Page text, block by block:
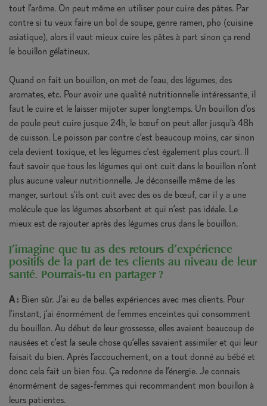
tout l’arôme. On peut même en utiliser pour cuire des pâtes. Par
contre si tu veux faire un bol de soupe, genre ramen, pho (cuisine
asiatique), alors il vaut mieux cuire les pâtes à part sinon ça rend
le bouillon gélatineux.
Quand on fait un bouillon, on met de l’eau, des légumes, des
aromates, etc. Pour avoir une qualité nutritionnelle intéressante, il
faut le cuire et le laisser mijoter super longtemps. Un bouillon d’os
de poule peut cuire jusque 24h, le bœuf on peut aller jusqu’à 48h
de cuisson. Le poisson par contre c’est beaucoup moins, car sinon
cela devient toxique, et les légumes c’est également plus court. Il
faut savoir que tous les légumes qui ont cuit dans le bouillon n’ont
plus aucune valeur nutritionnelle. Je déconseille même de les
manger, surtout s’ils ont cuit avec des os de bœuf, car il y a une
molécule que les légumes absorbent et qui n’est pas idéale. Le
mieux est de rajouter après des légumes crus dans le bouillon.
J’imagine que tu as des retours d’expérience
positifs de la part de tes clients au niveau de leur
santé. Pourrais-tu en partager ?
A : Bien sûr. J’ai eu de belles expériences avec mes clients. Pour
l’instant, j’ai énormément de femmes enceintes qui consomment
du bouillon. Au début de leur grossesse, elles avaient beaucoup de
nausées et c’est la seule chose qu’elles savaient assimiler et qui leur
faisait du bien. Après l’accouchement, on a tout donné au bébé et
donc cela fait un bien fou. Ça redonne de l’énergie. Je connais
énormément de sages-femmes qui recommandent mon bouillon à
leurs patientes.